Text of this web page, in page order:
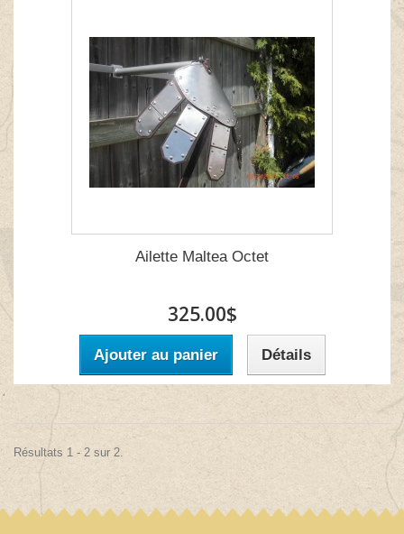
Ailette Maltea Octet
325.00$
Ajouter au panier Détails
Résultats 1 - 2 sur 2.